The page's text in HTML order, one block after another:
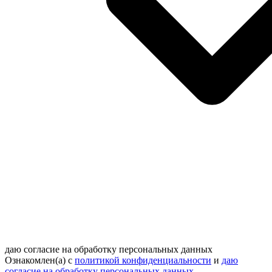
даю согласие на обработку персональных данных
Ознакомлен(а) с политикой конфиденциальности и даю